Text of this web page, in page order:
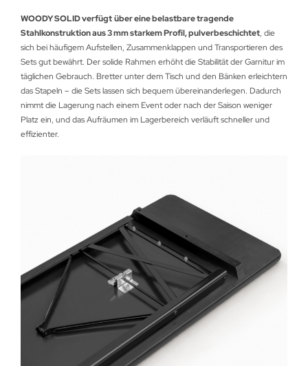
WOODY SOLID verfügtüber eine belastbare tragende
Stahlkonstruktion aus 3 mm starkem Profil, pulverbeschichtet, die
sich bei häufigem Aufstellen, Zusammenklappen und Transportieren des
Sets gut bewährt. Der solide Rahmen erhöht die Stabilität der Garnitur im
täglichen Gebrauch. Bretter unter dem Tisch und den Bänken erleichtern
das Stapeln – die Sets lassen sich bequem übereinanderlegen. Dadurch
nimmt die Lagerung nach einem Event oder nach der Saison weniger
Platz ein, und das Aufräumen im Lagerbereich verläuft schneller und
effizienter.